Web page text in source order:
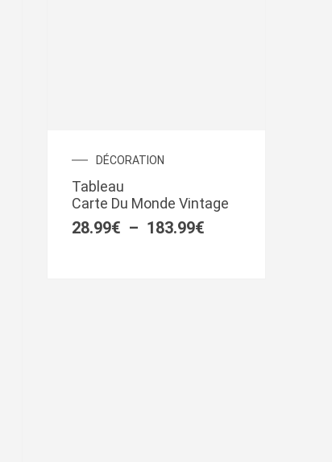
DÉCORATION
Tableau
Carte Du Monde Vintage
28.99€ – 183.99€
28.99€
à